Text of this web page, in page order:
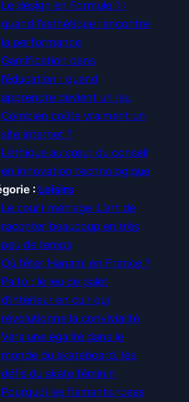
Le design en Formule 1 :
quand l’esthétique rencontre
la performance
Gamification dans
l’éducation : quand
apprendre devient un jeu
Combien coûte vraiment un
site internet ?
L’éthique au cœur du conseil
en innovation technologique
: Loisirs
Le court métrage :L’art de
raconter beaucoup en très
peu de temps
Où fêter Hanami en France ?
Palto : le jeu de palet
d’intérieur en cuir qui
révolutionne la convivialité
Vers une égalité dans le
monde du skateboard, les
défis du skate féminin
Pourquoi les flamants roses